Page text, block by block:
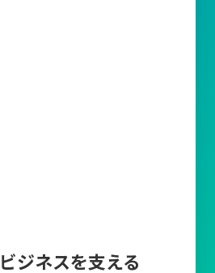
ジネスを支える